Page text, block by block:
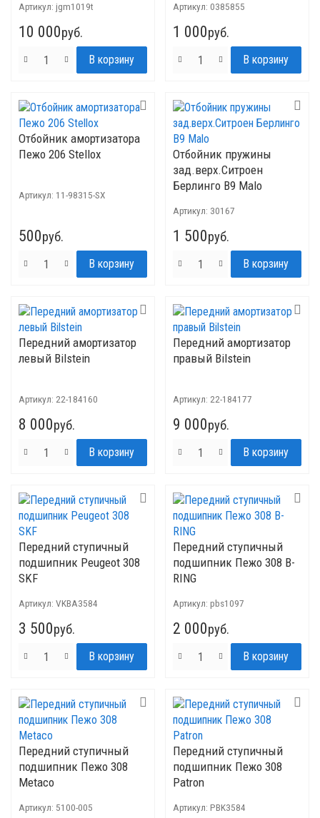
Артикул: jgm1019t
10 000руб.
Артикул: 0385855
1 000руб.
Отбойник амортизатора
Пежо 206 Stellox
Артикул: 11-98315-SX
500руб.
Отбойник пружины
зад.верх.Ситроен
Берлинго B9 Malo
Артикул: 30167
1 500руб.
Передний амортизатор
левый Bilstein
Артикул: 22-184160
8 000руб.
Передний амортизатор
правый Bilstein
Артикул: 22-184177
9 000руб.
Передний ступичный
подшипник Peugeot 308
SKF
Артикул: VKBA3584
3 500руб.
Передний ступичный
подшипник Пежо 308 B-
RING
Артикул: pbs1097
2 000руб.
Передний ступичный
подшипник Пежо 308
Metaco
Артикул: 5100-005
Передний ступичный
подшипник Пежо 308
Patron
Артикул: PBK3584